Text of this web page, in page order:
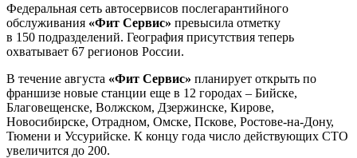
Федеральная сеть автосервисов послегарантийного
обслуживания «Фит Сервис» превысила отметку
в 150 подразделений. География присутствия теперь
охватывает 67 регионов России.
В течение августа «Фит Сервис» планирует открыть по
франшизе новые станции еще в 12 городах – Бийске,
Благовещенске, Волжском, Дзержинске, Кирове,
Новосибирске, Отрадном, Омске, Пскове, Ростове-на-Дону,
Тюмени и Уссурийске. К концу года число действующих СТО
увеличится до 200.